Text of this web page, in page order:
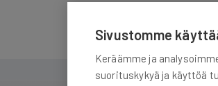
Sivustomme
Keräämme ja
suorituskykyä ja käyttöä